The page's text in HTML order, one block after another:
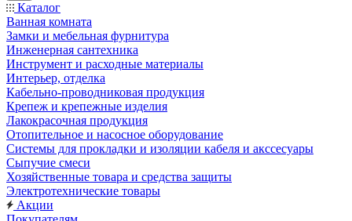
Каталог
Ванная комната
Замки и мебельная фурнитура
Инженерная сантехника
Инструмент и расходные материалы
Интерьер, отделка
Кабельно-проводниковая продукция
Крепеж и крепежные изделия
Лакокрасочная продукция
Отопительное и насосное оборудование
Системы для прокладки и изоляции кабеля и акссесуары
Сыпучие смеси
Хозяйственные товара и средства защиты
Электротехнические товары
Акции